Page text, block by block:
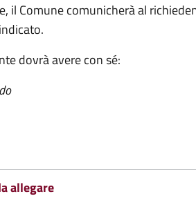
il Comune comunicherà al
dovrà avere con sé:
allegare